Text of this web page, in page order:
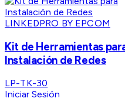
LINKEDPRO BY EPCOM
Kit de Herramientas
Instalación de Redes
LP-TK-30
Iniciar Sesión